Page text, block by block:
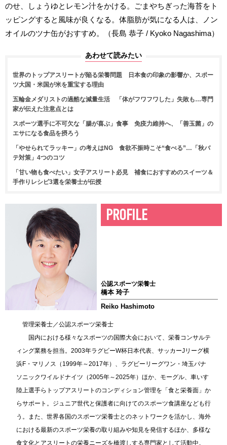
のせ、しょうゆとレモン汁をかける。ごまやちぎった海苔をト
ッピングすると風味が良くなる。体脂肪が気になる人は、ノン
オイルのツナ缶がおすすめ。（長島 恭子 / Kyoko Nagashima）
あわせて読みたい
世界のトップアスリートが陥る栄養問題 日本食の印象の影響か、スポー
ツ大国・米国が米を重宝する理由
五輪金メダリストの過酷な減量生活 「体がフワフワした」失敗も…専門
家が伝えた注意点とは
スポーツ選手に不可欠な「腸が喜ぶ」食事 免疫力維持へ、「善玉菌」の
エサになる食品を摂ろう
「やせられてラッキー」の考えはNG 食欲不振時こそ“食べる”…「秋バ
テ対策」4つのコツ
「甘い物も食べたい」女子アスリート必見 補食におすすめのスイーツ＆
手作りレシピ3選を栄養士が伝授
PROFILE
公認スポーツ栄養士
橋本 玲子
Reiko Hashimoto
管理栄養士／公認スポーツ栄養士
国内における様々なスポーツの国際大会において、栄養コンサルテ
ィング業務を担当。2003年ラグビーW杯日本代表、サッカーJリーグ横
浜F・マリノス（1999年～2017年）、ラグビーリーグワン・埼玉パナ
ソニックワイルドナイツ（2005年～2025年）ほか、モーグル、車いす
陸上選手らトップアスリートのコンディション管理を「食と栄養面」か
らサポート。ジュニア世代と保護者に向けてのスポーツ食講座なども行
う。また、世界各国のスポーツ栄養士とのネットワークを活かし、海外
における最新のスポーツ栄養の取り組みや知見を発信するほか、多様な
食文化とアスリートの栄養ニーズを橋渡しする専門家として活動中。